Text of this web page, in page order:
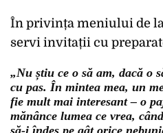
În privința meniului de
servi invitații cu
„Nu știu ce o să am, dacă o
cu pas. În mintea mea, un
fie mult mai interesant – o
mănânce lumea ce vrea,
să-i îndes pe gât orice